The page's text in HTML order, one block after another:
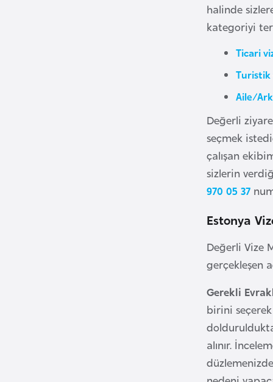
halinde
kategoriyi
Ticari
Turistik
Aile/
Değerli
seçmek
çalışan
sizlerin
970 05 37
Estonya
Değerli Vize
gerçekleşen
Gerekli
birini
alınır.